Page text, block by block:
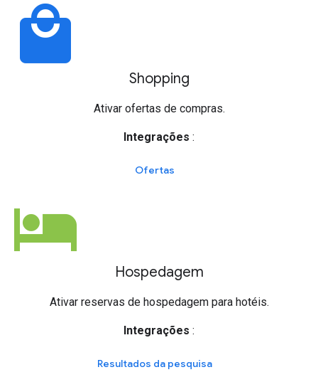
local_mall
Shopping
Ativar ofertas de compras.
Integrações :
Ofertas
hotel
Hospedagem
Ativar reservas de hospedagem para hotéis.
Integrações :
Resultados da pesquisa